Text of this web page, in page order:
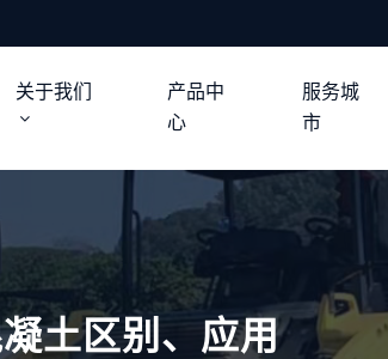
关于我们
产品中
心
服务城
市
土区别、应用